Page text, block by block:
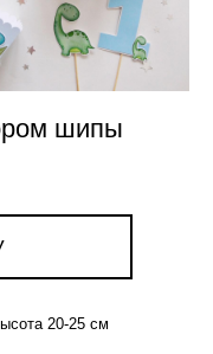
шипы
20-25 см